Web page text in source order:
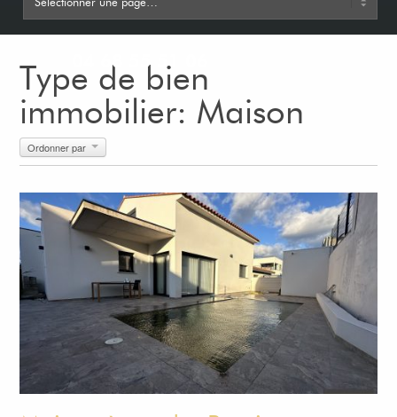
04 68 55 51 06
Type de bien
immobilier: Maison
Ordonner par